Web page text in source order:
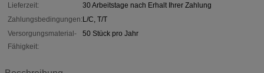
Lieferzeit:
30 Arbeitstage nach Erhalt Ihrer Zahlung
Zahlungsbedingungen:L/C, T/T
Versorgungsmaterial-
Fähigkeit:
50 Stück pro Jahr